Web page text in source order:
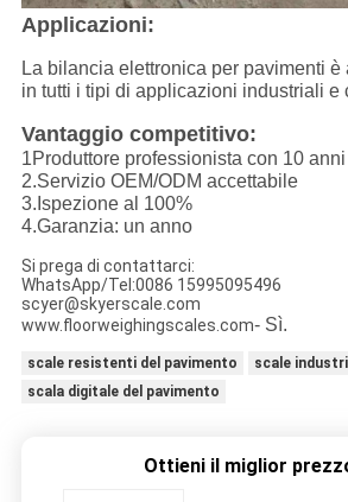
Applicazioni:
La bilancia elettronica per pavimenti è
in tutti i tipi di applicazioni industriali e
Vantaggio competitivo:
1Produttore professionista con 10
2.Servizio OEM/ODM accettabile
3. Ispezione al 100%
4.Garanzia: un anno
Si prega di contattarci:
WhatsApp/Tel:0086 15995095496
scyer@skyerscale.com
www.floorweighingscales.com- Sì.
scale resistenti del pavimento
scale
scala digitale del pavimento
Ottieni il miglior